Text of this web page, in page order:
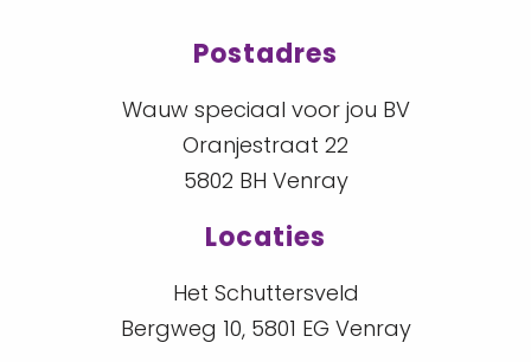
Postadres
Wauw speciaal voor jou BV
Oranjestraat 22
5802 BH Venray
Locaties
Het Schuttersveld
Bergweg 10, 5801 EG Venray